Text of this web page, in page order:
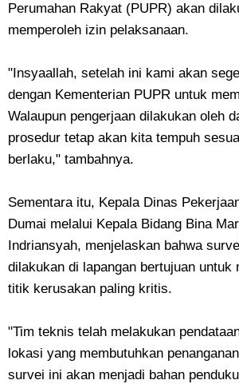
Perumahan Rakyat (PUPR) akan
memperoleh izin pelaksanaan.
"Insyaallah, setelah ini kami akan
dengan Kementerian PUPR untuk
Walaupun pengerjaan dilakukan oleh
prosedur tetap akan kita tempuh
berlaku," tambahnya.
Sementara itu, Kepala Dinas
Dumai melalui Kepala Bidang Bina
Indriansyah, menjelaskan bahwa
dilakukan di lapangan bertujuan untuk
titik kerusakan paling kritis.
"Tim teknis telah melakukan
lokasi yang membutuhkan
survei ini akan menjadi bahan